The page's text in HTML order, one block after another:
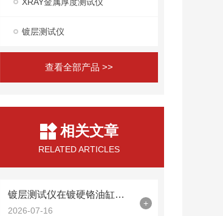
镀层测试仪
查看全部产品 >>
相关文章
RELATED ARTICLES
镀层测试仪在镀硬铬油缸内壁厚度检测中的内窥镜探头集成技术
2026-07-16
+